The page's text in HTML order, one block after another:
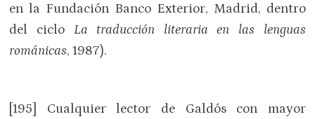
en la Fundación Banco Exterior, Madrid, dentro
del ciclo La traducción literaria en las lenguas
románicas, 1987).
[195] Cualquier lector de Galdós con mayor